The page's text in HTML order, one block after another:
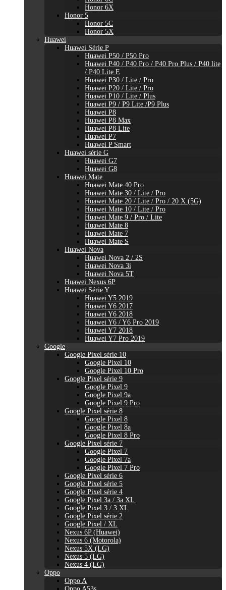
Honor 6X
Honor 5
Honor 5C
Honor 5X
Huawei
Huawei Série P
Huawei P50 / P50 Pro
Huawei P40 / P40 Pro / P40 Pro Plus / P40 lite
/ P40 Lite E
Huawei P30 / Lite / Pro
Huawei P20 / Lite / Pro
Huawei P10 / Lite / Plus
Huawei P9 / P9 Lite /P9 Plus
Huawei P8
Huawei P8 Max
Huawei P8 Lite
Huawei P7
Huawei P Smart
Huawei série G
Huawei G7
Huawei G8
Huawei Mate
Huawei Mate 40 Pro
Huawei Mate 30 / Lite / Pro
Huawei Mate 20 / Lite / Pro / 20 X (5G)
Huawei Mate 10 / Lite / Pro
Huawei Mate 9 / Pro / Lite
Huawei Mate 8
Huawei Mate 7
Huawei Mate S
Huawei Nova
Huawei Nova 2 / 2S
Huawei Nova 3i
Huawei Nova 5T
Huawei Nexus 6P
Huawei Série Y
Huawei Y5 2019
Huawei Y6 2017
Huawei Y6 2018
Huawei Y6 / Y6 Pro 2019
Huawei Y7 2018
Huawei Y7 Pro 2019
Google
Google Pixel série 10
Google Pixel 10
Google Pixel 10 Pro
Google Pixel série 9
Google Pixel 9
Google Pixel 9a
Google Pixel 9 Pro
Google Pixel série 8
Google Pixel 8
Google Pixel 8a
Google Pixel 8 Pro
Google Pixel série 7
Google Pixel 7
Google Pixel 7a
Google Pixel 7 Pro
Google Pixel série 6
Google Pixel série 5
Google Pixel série 4
Google Pixel 3a / 3a XL
Google Pixel 3 / 3 XL
Google Pixel série 2
Google Pixel / XL
Nexus 6P (Huawei)
Nexus 6 (Motorola)
Nexus 5X (LG)
Nexus 5 (LG)
Nexus 4 (LG)
Oppo
Oppo A